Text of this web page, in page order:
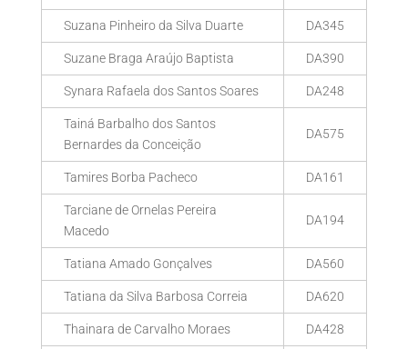
Suzana Pinheiro da Silva Duarte DA345
Suzane Braga Araújo Baptista DA390
Synara Rafaela dos Santos Soares DA248
Tainá Barbalho dos Santos
Bernardes da Conceição
DA575
Tamires Borba Pacheco DA161
Tarciane de Ornelas Pereira
Macedo
DA194
Tatiana Amado Gonçalves DA560
Tatiana da Silva Barbosa Correia DA620
Thainara de Carvalho Moraes DA428